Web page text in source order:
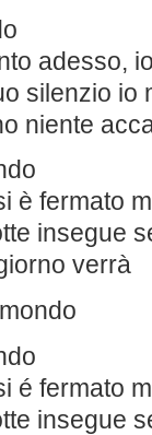
adesso,
silenzio io
niente
è fermato
insegue
verrà
é fermato
insegue